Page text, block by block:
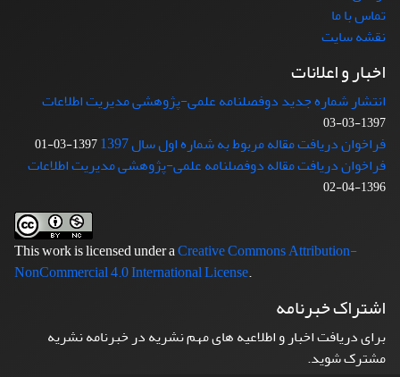
تماس با ما
نقشه سایت
اخبار و اعلانات
انتشار شماره جدید دوفصلنامه علمی-پژوهشی مدیریت اطلاعات
1397-03-03
فراخوان دریافت مقاله مربوط به شماره اول سال 1397 1397-03-01
فراخوان دریافت مقاله دوفصلنامه علمی-پژوهشی مدیریت اطلاعات
1396-04-02
This work is licensed under aCreative Commons Attribution-
NonCommercial 4.0 International License.
اشتراک خبرنامه
برای دریافت اخبار و اطلاعیه های مهم نشریه در خبرنامه نشریه
مشترک شوید.